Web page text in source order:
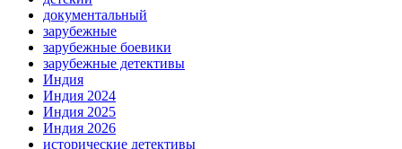
документальный
зарубежные
зарубежные боевики
зарубежные детективы
Индия
Индия 2024
Индия 2025
Индия 2026
исторические детективы